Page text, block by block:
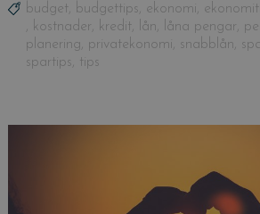
ta
reda
på
hur
Tags
budget, budgettips, ekonomi,
, kostnader , kredit, lån, låna pengar ,
planering, privatekonomi, snabblån,
spartips, tips